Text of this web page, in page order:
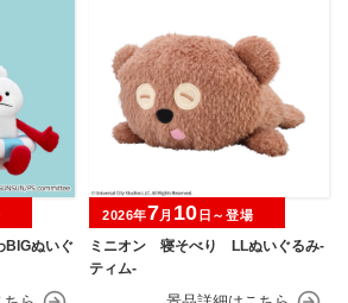
ぬいぐ
ミニオン 寝そべり LLぬいぐるみ‐
ティム‐
2026年7月 10 日～登場